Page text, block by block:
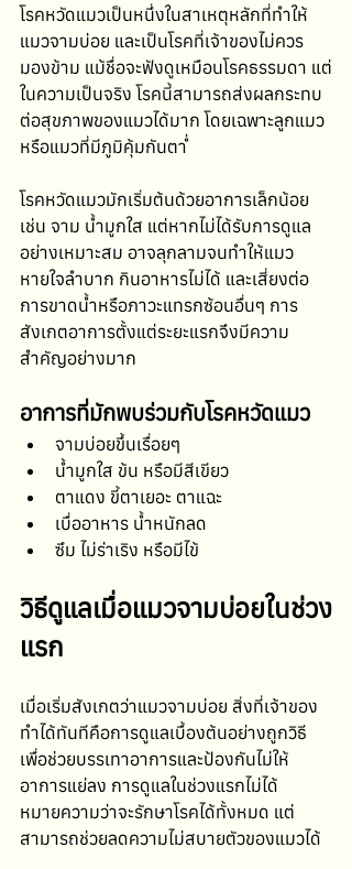
โรคหวัดแมวเป็นหนึ่งในสาเหตุหลักที่ทำให้
แมวจามบ่อย และเป็นโรคที่เจ้าของไม่ควร
มองข้าม แม้ชื่อจะฟังดูเหมือนโรคธรรมดา แต่
ในความเป็นจริง โรคนี้สามารถส่งผลกระทบ
ต่อสุขภาพของแมวได้มาก โดยเฉพาะลูกแมว
หรือแมวที่มีภูมิคุ้มกันต่ำ
โรคหวัดแมวมักเริ่มต้นด้วยอาการเล็กน้อย
เช่น จาม น้ำมูกใส แต่หากไม่ได้รับการดูแล
อย่างเหมาะสม อาจลุกลามจนทำให้แมว
หายใจลำบาก กินอาหารไม่ได้ และเสี่ยงต่อ
การขาดน้ำหรือภาวะแทรกซ้อนอื่นๆ การ
สังเกตอาการตั้งแต่ระยะแรกจึงมีความ
สำคัญอย่างมาก
อาการที่มักพบร่วมกับโรคหวัดแมว
จามบ่อยขึ้นเรื่อยๆ
น้ำมูกใส ข้น หรือมีสีเขียว
ตาแดง ขี้ตาเยอะ ตาแฉะ
เบื่ออาหาร น้ำหนักลด
ซึม ไม่ร่าเริง หรือมีไข้
วิธีดูแลเมื่อแมวจามบ่อยในช่วง
แรก
เมื่อเริ่มสังเกตว่าแมวจามบ่อย สิ่งที่เจ้าของ
ทำได้ทันทีคือการดูแลเบื้องต้นอย่างถูกวิธี
เพื่อช่วยบรรเทาอาการและป้องกันไม่ให้
อาการแย่ลง การดูแลในช่วงแรกไม่ได้
หมายความว่าจะรักษาโรคได้ทั้งหมด แต่
สามารถช่วยลดความไม่สบายตัวของแมวได้